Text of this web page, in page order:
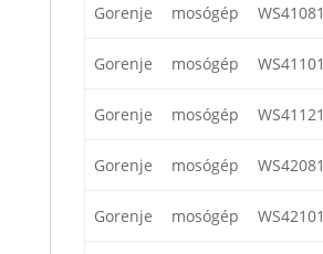
Gorenje mosógép WS41081
Gorenje mosógép WS41101
Gorenje mosógép WS41121
Gorenje mosógép WS42081
Gorenje mosógép WS42101